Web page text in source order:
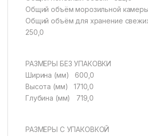
Общий объём морозильной
Общий объём для хранение
250,0
РАЗМЕРЫ БЕЗ УПАКОВКИ
Ширина (мм) 600,0
Высота (мм) 1710,0
Глубина (мм) 719,0
РАЗМЕРЫ С УПАКОВКОЙ